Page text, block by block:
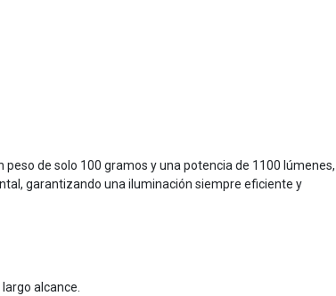
de solo 100 gramos y una potencia de 1100 lúmenes,
garantizando una iluminación siempre eficiente y
alcance.